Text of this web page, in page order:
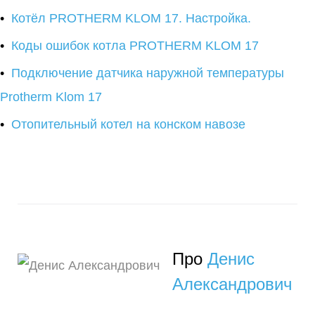
Котёл PROTHERM KLOM 17. Настройка.
Коды ошибок котла PROTHERM KLOM 17
Подключение датчика наружной температуры
Protherm Klom 17
Отопительный котел на конском навозе
Про Денис
Александрович